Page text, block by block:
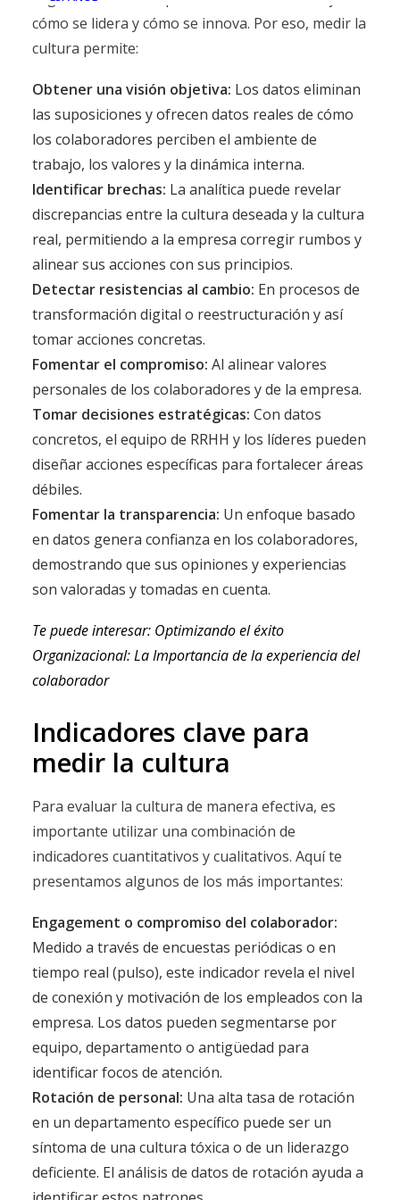
cómo se lidera y cómo se innova. Por eso, medir la
cultura permite:
Obtener una visión objetiva: Los datos eliminan
las suposiciones y ofrecen datos reales de cómo
los colaboradores perciben el ambiente de
trabajo, los valores y la dinámica interna.
Identificar brechas: La analítica puede revelar
discrepancias entre la cultura deseada y la cultura
real, permitiendo a la empresa corregir rumbos y
alinear sus acciones con sus principios.
Detectar resistencias al cambio: En procesos de
transformación digital o reestructuración y así
tomar acciones concretas.
Fomentar el compromiso: Al alinear valores
personales de los colaboradores y de la empresa.
Tomar decisiones estratégicas: Con datos
concretos, el equipo de RRHH y los líderes pueden
diseñar acciones específicas para fortalecer áreas
débiles.
Fomentar la transparencia: Un enfoque basado
en datos genera confianza en los colaboradores,
demostrando que sus opiniones y experiencias
son valoradas y tomadas en cuenta.
Te puede interesar: Optimizando el éxito
Organizacional: La Importancia de la experiencia del
colaborador
Indicadores clave para
medir la cultura
Para evaluar la cultura de manera efectiva, es
importante utilizar una combinación de
indicadores cuantitativos y cualitativos. Aquí te
presentamos algunos de los más importantes:
Engagement o compromiso del colaborador:
Medido a través de encuestas periódicas o en
tiempo real (pulso), este indicador revela el nivel
de conexión y motivación de los empleados con la
empresa. Los datos pueden segmentarse por
equipo, departamento o antigüedad para
identificar focos de atención.
Rotación de personal: Una alta tasa de rotación
en un departamento específico puede ser un
síntoma de una cultura tóxica o de un liderazgo
deficiente. El análisis de datos de rotación ayuda a